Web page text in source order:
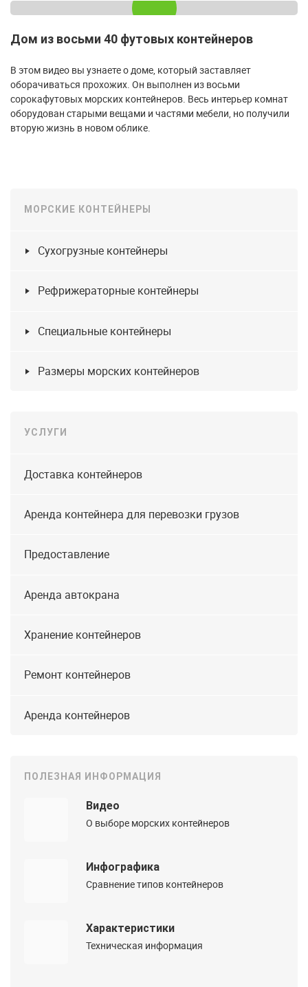
Дом из восьми 40 футовых контейнеров
В этом видео вы узнаете о доме, который заставляет
оборачиваться прохожих. Он выполнен из восьми
сорокафутовых морских контейнеров. Весь интерьер комнат
оборудован старыми вещами и частями мебели, но получили
вторую жизнь в новом облике.
МОРСКИЕ КОНТЕЙНЕРЫ
Сухогрузные контейнеры
Рефрижераторные контейнеры
Специальные контейнеры
Размеры морских контейнеров
УСЛУГИ
Доставка контейнеров
Аренда контейнера для перевозки грузов
Предоставление
Аренда автокрана
Хранение контейнеров
Ремонт контейнеров
Аренда контейнеров
ПОЛЕЗНАЯ ИНФОРМАЦИЯ
Видео
О выборе морских контейнеров
Инфографика
Сравнение типов контейнеров
Характеристики
Техническая информация